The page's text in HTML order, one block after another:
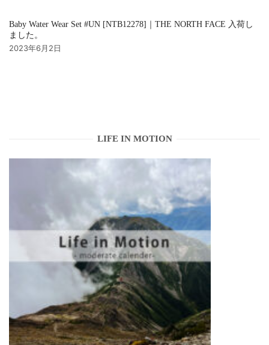
Baby Water Wear Set #UN [NTB12278]｜THE NORTH FACE 入荷し
ました。
2023年6月2日
LIFE IN MOTION